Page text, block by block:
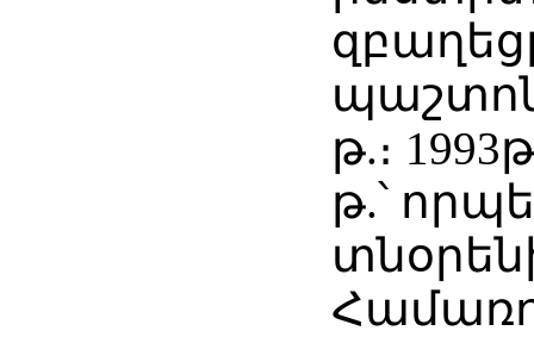
թ.։
թ.՝